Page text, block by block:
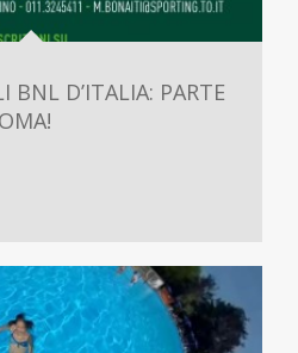
BNL D’ITALIA: PARTE